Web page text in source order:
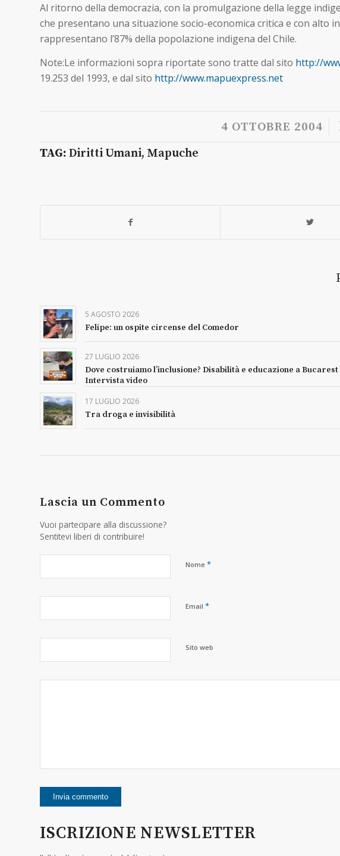
Al ritorno della democrazia, con la promulgazione della legge
che presentano una situazione socio-economica critica e con alto
rappresentano l’87% della popolazione indigena del Chile.
Note:Le informazioni sopra riportate sono tratte dal sito http://
19.253 del 1993, e dal sito http://www.mapuexpress.net
4 OTTOBRE 2004
/
TAG: Diritti Umani, Mapuche
5 AGOSTO 2026
Felipe: un ospite circense del Comedor
27 LUGLIO 2026
Dove costruiamo l’inclusione? Disabilità e educazione a Bucarest
Intervista video
17 LUGLIO 2026
Tra droga e invisibilità
Lascia un Commento
Vuoi partecipare alla discussione?
Sentitevi liberi di contribuire!
Nome *
Email *
Sito web
ISCRIZIONE NEWSLETTER